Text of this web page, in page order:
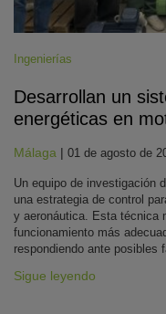
Ingenierías
Desarrollan un
energéticas en
Málaga | 01 de agosto de
Un equipo de investigación
una estrategia de control
y aeronáutica. Esta técnica
funcionamiento más
respondiendo ante posibles
Sigue leyendo